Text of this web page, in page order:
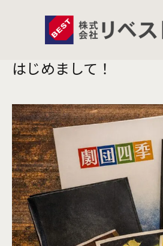
投稿日 2026.04.27
はじめまして！